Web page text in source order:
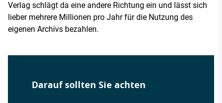
Verlag schlägt da eine andere Richtung ein und lässt sich
lieber mehrere Millionen pro Jahr für die Nutzung des
eigenen Archivs bezahlen.
Darauf sollten Sie achten